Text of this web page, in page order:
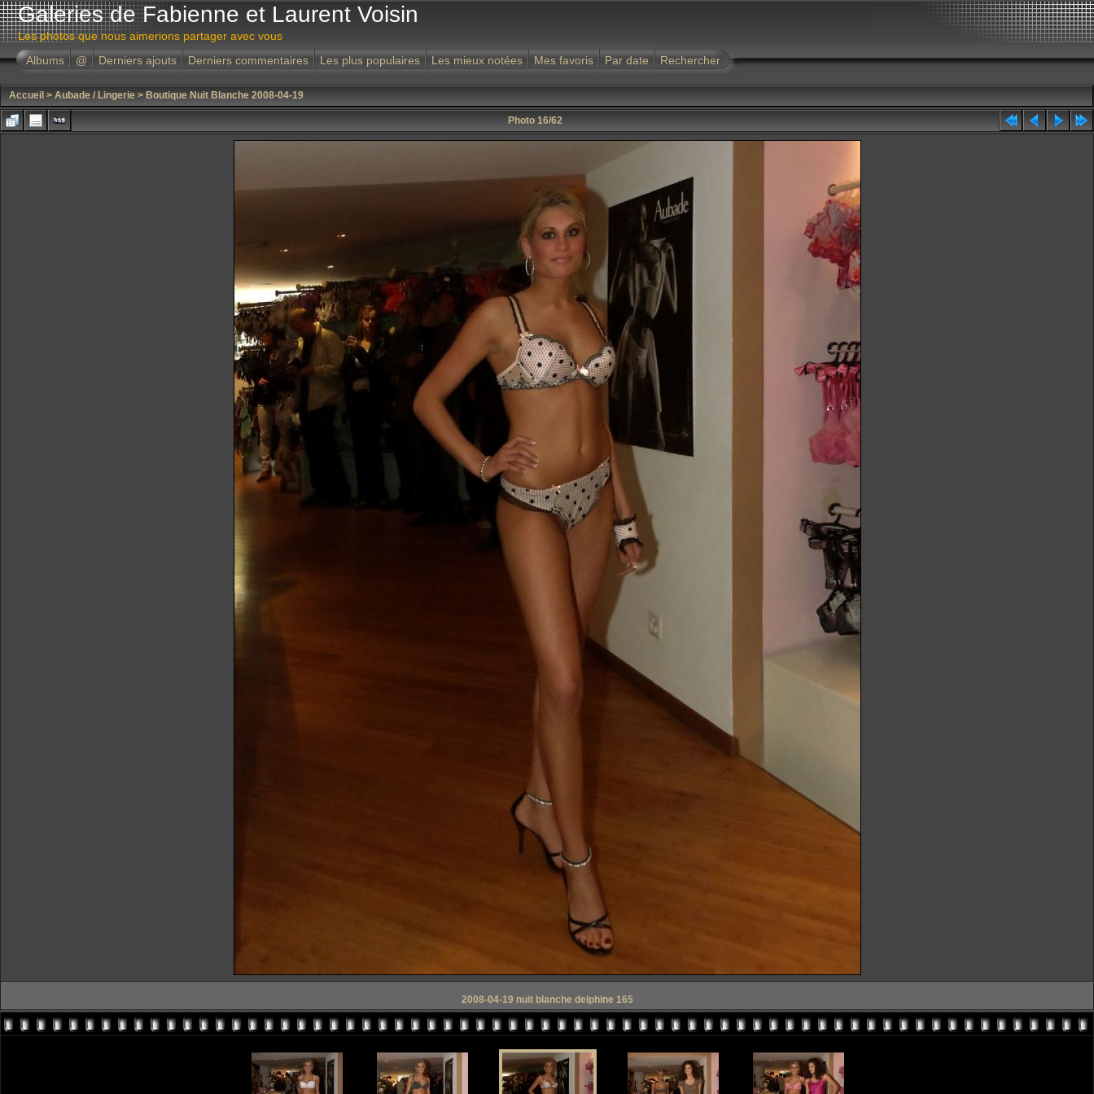
Galeries de Fabienne et Laurent Voisin
Les photos que nous aimerions partager avec vous
Albums
@ Derniers ajouts Derniers commentaires Les plus populaires Les mieux notées Mes favoris Par date Rechercher
Accueil > Aubade / Lingerie > Boutique Nuit Blanche 2008-04-19
Photo 16/62
2008-04-19 nuit blanche delphine 165